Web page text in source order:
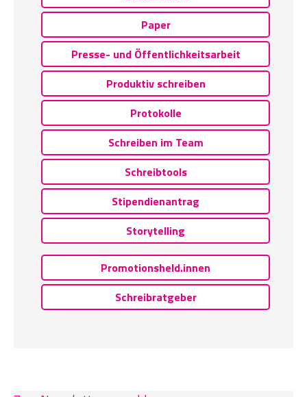
Paper
Presse- und Öffentlichkeitsarbeit
Produktiv schreiben
Protokolle
Schreiben im Team
Schreibtools
Stipendienantrag
Storytelling
Promotionsheld.innen
Schreibratgeber